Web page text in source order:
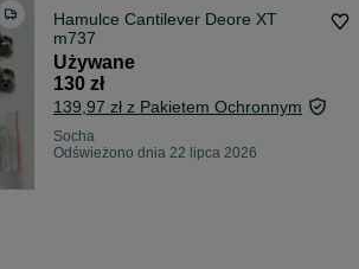
Hamulce Cantilever Deore XT
m737
Używane
130 zł
139,97 zł z Pakietem Ochronnym
Socha
Odświeżono dnia 22 lipca 2026